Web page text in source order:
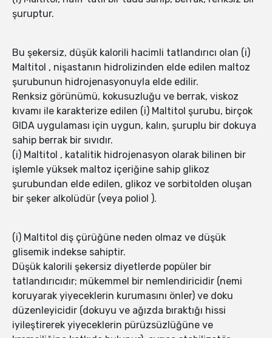
şuruptur.
Bu şekersiz, düşük kalorili hacimli tatlandırıcı olan (i)
Maltitol , nişastanın hidrolizinden elde edilen maltoz
şurubunun hidrojenasyonuyla elde edilir.
Renksiz görünümü, kokusuzluğu ve berrak, viskoz
kıvamı ile karakterize edilen (i) Maltitol şurubu, birçok
GIDA uygulaması için uygun, kalın, şuruplu bir dokuya
sahip berrak bir sıvıdır.
(i) Maltitol , katalitik hidrojenasyon olarak bilinen bir
işlemle yüksek maltoz içeriğine sahip glikoz
şurubundan elde edilen, glikoz ve sorbitolden oluşan
bir şeker alkolüdür (veya poliol ).
(i) Maltitol diş çürüğüne neden olmaz ve düşük
glisemik indekse sahiptir.
Düşük kalorili şekersiz diyetlerde popüler bir
tatlandırıcıdır; mükemmel bir nemlendiricidir (nemi
koruyarak yiyeceklerin kurumasını önler) ve doku
düzenleyicidir (dokuyu ve ağızda bıraktığı hissi
iyileştirerek yiyeceklerin pürüzsüzlüğüne ve